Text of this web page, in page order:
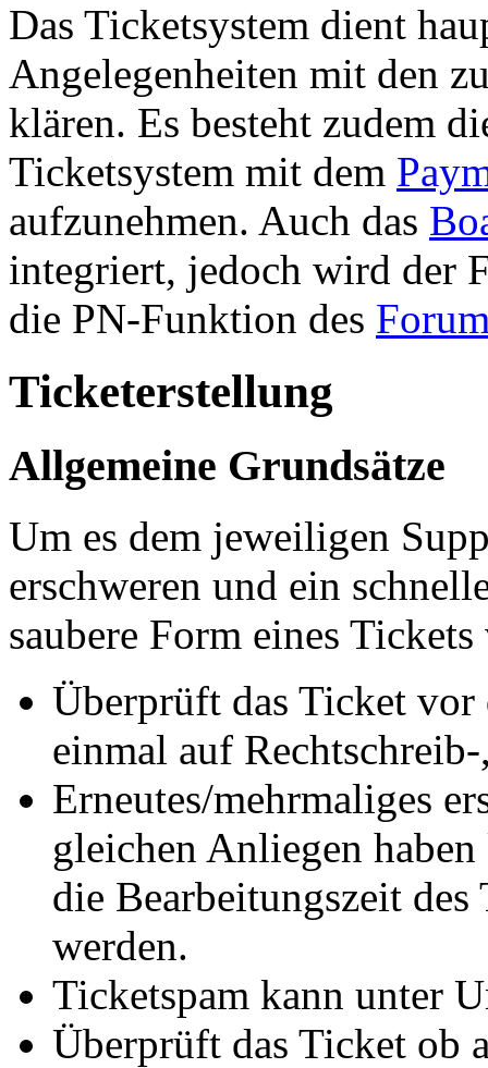
Das Ticketsystem dient
Angelegenheiten mit den
klären. Es besteht zudem
Ticketsystem mit dem
aufzunehmen. Auch das
integriert, jedoch wird der
die PN-Funktion des
Ticketerstellung
Allgemeine Grundsätze
Um es dem jeweiligen
erschweren und ein
saubere Form eines
Überprüft das Ticket vor
einmal auf
Erneutes/mehrmaliges
gleichen Anliegen
die Bearbeitungszeit
werden.
Ticketspam kann unter
Überprüft das Ticket ob